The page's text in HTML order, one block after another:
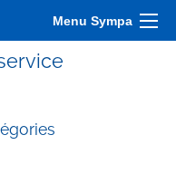
Menu Sympa